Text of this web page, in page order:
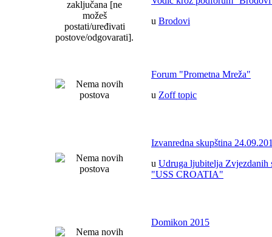
u Brodovi
Forum "Prometna Mreža"
u Zoff topic
Izvanredna skupština
u Udruga ljubitelja Zvjezdanih
"USS CROATIA"
Domikon 2015